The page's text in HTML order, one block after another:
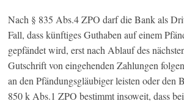
Nach § 835 Abs.4 ZPO darf die Bank als
Fall, dass künftiges Guthaben auf einem
gepfändet wird, erst nach Ablauf des
Gutschrift von eingehenden Zahlungen
an den Pfändungsgläubiger leisten oder den
850 k Abs.1 ZPO bestimmt insoweit, dass